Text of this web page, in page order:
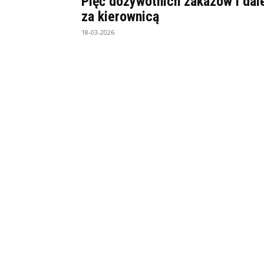
za kierownicą
18-03-2026